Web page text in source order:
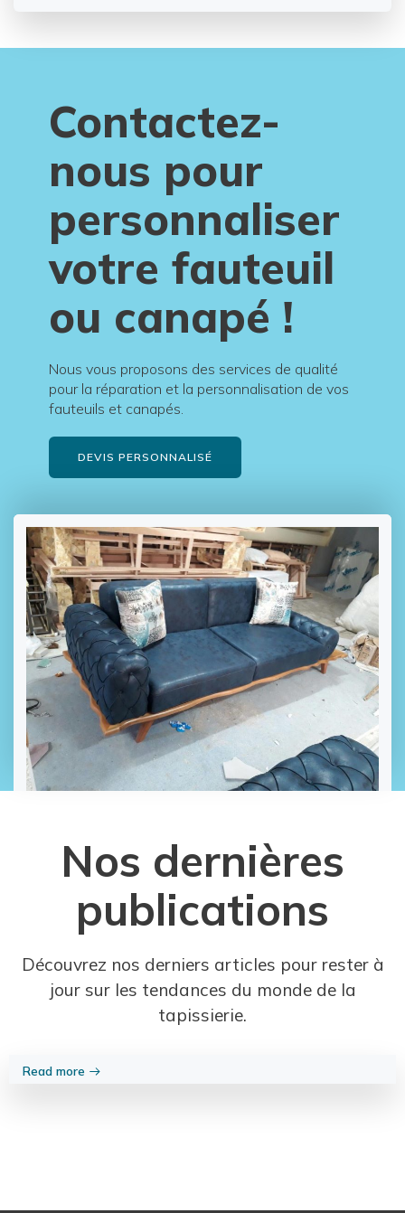
Contactez-
nous pour
personnaliser
votre fauteuil
ou canapé !
Nous vous proposons des services de qualité
pour la réparation et la personnalisation de vos
fauteuils et canapés.
DEVIS PERSONNALISÉ
Nos dernières
publications
Découvrez nos derniers articles pour rester à
jour sur les tendances du monde de la
tapissierie.
Read more